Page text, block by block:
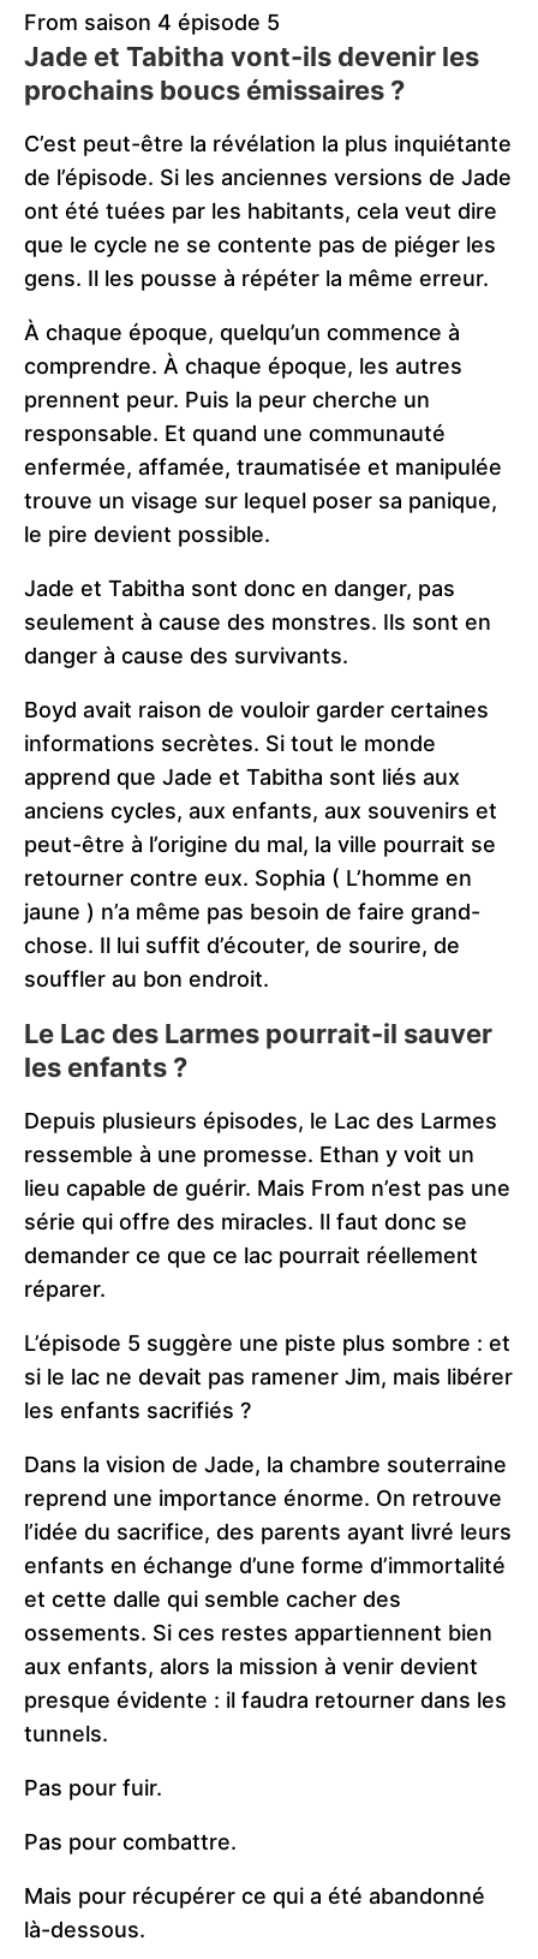
From saison 4 épisode 5
Jade et Tabitha vont-ils devenir les
prochains boucs émissaires ?
C’est peut-être la révélation la plus inquiétante
de l’épisode. Si les anciennes versions de Jade
ont été tuées par les habitants, cela veut dire
que le cycle ne se contente pas de piéger les
gens. Il les pousse à répéter la même erreur.
À chaque époque, quelqu’un commence à
comprendre. À chaque époque, les autres
prennent peur. Puis la peur cherche un
responsable. Et quand une communauté
enfermée, affamée, traumatisée et manipulée
trouve un visage sur lequel poser sa panique,
le pire devient possible.
Jade et Tabitha sont donc en danger, pas
seulement à cause des monstres. Ils sont en
danger à cause des survivants.
Boyd avait raison de vouloir garder certaines
informations secrètes. Si tout le monde
apprend que Jade et Tabitha sont liés aux
anciens cycles, aux enfants, aux souvenirs et
peut-être à l’origine du mal, la ville pourrait se
retourner contre eux. Sophia ( L’homme en
jaune ) n’a même pas besoin de faire grand-
chose. Il lui suffit d’écouter, de sourire, de
souffler au bon endroit.
Le Lac des Larmes pourrait-il sauver
les enfants ?
Depuis plusieurs épisodes, le Lac des Larmes
ressemble à une promesse. Ethan y voit un
lieu capable de guérir. Mais From n’est pas une
série qui offre des miracles. Il faut donc se
demander ce que ce lac pourrait réellement
réparer.
L’épisode 5 suggère une piste plus sombre : et
si le lac ne devait pas ramener Jim, mais libérer
les enfants sacrifiés ?
Dans la vision de Jade, la chambre souterraine
reprend une importance énorme. On retrouve
l’idée du sacrifice, des parents ayant livré leurs
enfants en échange d’une forme d’immortalité
et cette dalle qui semble cacher des
ossements. Si ces restes appartiennent bien
aux enfants, alors la mission à venir devient
presque évidente : il faudra retourner dans les
tunnels.
Pas pour fuir.
Pas pour combattre.
Mais pour récupérer ce qui a été abandonné
là-dessous.